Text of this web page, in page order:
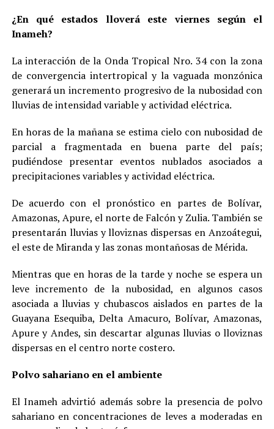
¿En qué estados lloverá este viernes según el
Inameh?
La interacción de la Onda Tropical Nro. 34 con la zona
de convergencia intertropical y la vaguada monzónica
generará un incremento progresivo de la nubosidad con
lluvias de intensidad variable y actividad eléctrica.
En horas de la mañana se estima cielo con nubosidad de
parcial a fragmentada en buena parte del país;
pudiéndose presentar eventos nublados asociados a
precipitaciones variables y actividad eléctrica.
De acuerdo con el pronóstico en partes de Bolívar,
Amazonas, Apure, el norte de Falcón y Zulia. También se
presentarán lluvias y lloviznas dispersas en Anzoátegui,
el este de Miranda y las zonas montañosas de Mérida.
Mientras que en horas de la tarde y noche se espera un
leve incremento de la nubosidad, en algunos casos
asociada a lluvias y chubascos aislados en partes de la
Guayana Esequiba, Delta Amacuro, Bolívar, Amazonas,
Apure y Andes, sin descartar algunas lluvias o lloviznas
dispersas en el centro norte costero.
Polvo sahariano en el ambiente
El Inameh advirtió además sobre la presencia de polvo
sahariano en concentraciones de leves a moderadas en